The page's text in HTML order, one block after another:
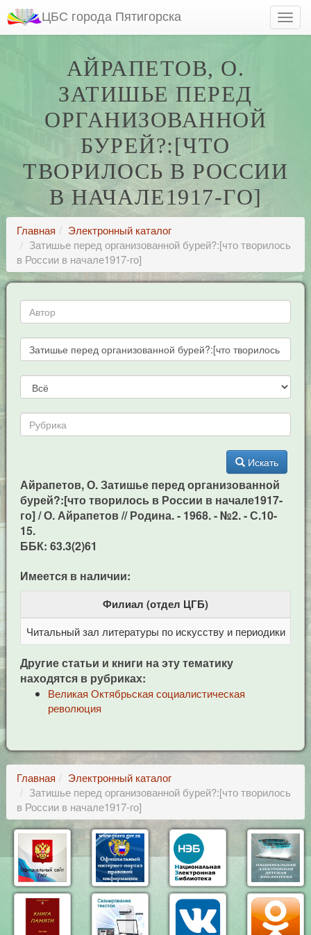
ЦБС города Пятигорска
АЙРАПЕТОВ, О.
ЗАТИШЬЕ ПЕРЕД
ОРГАНИЗОВАННОЙ
БУРЕЙ?:[ЧТО
ТВОРИЛОСЬ В РОССИИ
В НАЧАЛЕ1917-ГО]
Главная
Электронный каталог
Затишье перед организованной бурей?:[что творилось
в России в начале1917-го]
Искать
Айрапетов, О. Затишье перед организованной
бурей?:[что творилось в России в начале1917-
го] / О. Айрапетов // Родина. - 1968. - №2. - С.10-
15.
ББК: 63.3(2)61
Имеется в наличии:
Филиал (отдел ЦГБ)
Читальный зал литературы по искусству и периодики
Другие статьи и книги на эту тематику
находятся в рубриках:
Великая Октябрьская социалистическая
революция
Главная
Электронный каталог
Затишье перед организованной бурей?:[что творилось
в России в начале1917-го]